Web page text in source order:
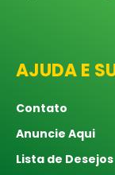
AJUDA E
Contato
Anuncie Aqui
Lista de Desejos